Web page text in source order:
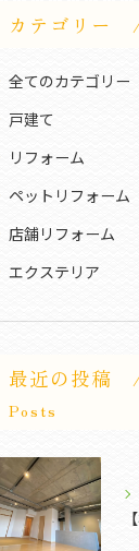
カテゴリー
全てのカテゴリー
戸建て
リフォーム
ペットリフォーム
店舗リフォーム
エクステリア
最近の投稿
Posts